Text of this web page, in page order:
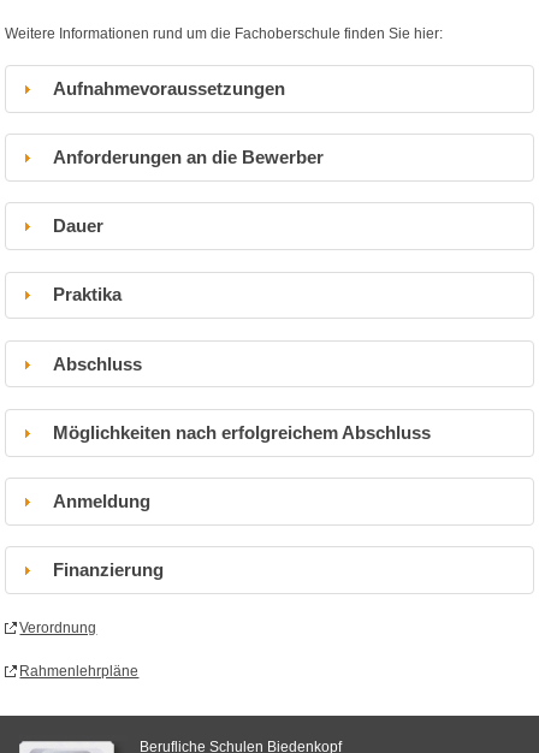
Weitere Informationen rund um die Fachoberschule finden Sie hier:
Aufnahmevoraussetzungen
Anforderungen an die Bewerber
Dauer
Praktika
Abschluss
Möglichkeiten nach erfolgreichem Abschluss
Anmeldung
Finanzierung
Verordnung
Rahmenlehrpläne
Berufliche Schulen Biedenkopf